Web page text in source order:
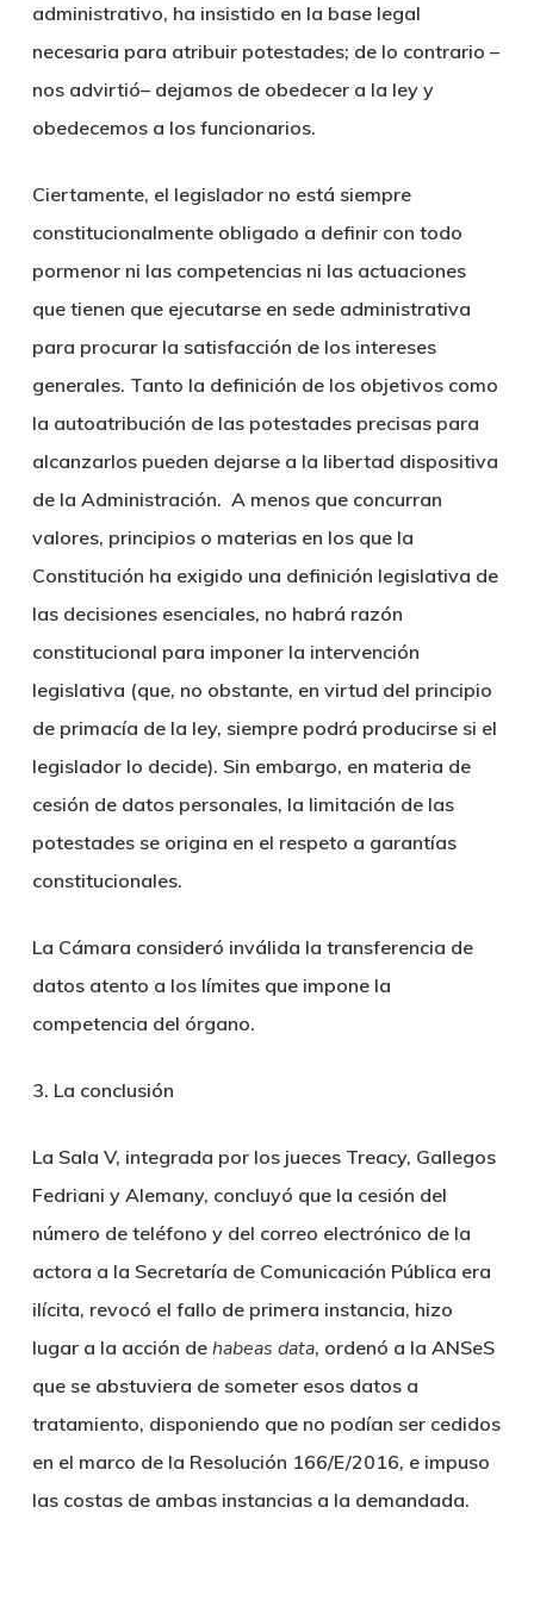
administrativo, ha insistido en la base legal
necesaria para atribuir potestades; de lo contrario –
nos advirtió– dejamos de obedecer a la ley y
obedecemos a los funcionarios.
Ciertamente, el legislador no está siempre
constitucionalmente obligado a definir con todo
pormenor ni las competencias ni las actuaciones
que tienen que ejecutarse en sede administrativa
para procurar la satisfacción de los intereses
generales. Tanto la definición de los objetivos como
la autoatribución de las potestades precisas para
alcanzarlos pueden dejarse a la libertad dispositiva
de la Administración. A menos que concurran
valores, principios o materias en los que la
Constitución ha exigido una definición legislativa de
las decisiones esenciales, no habrá razón
constitucional para imponer la intervención
legislativa (que, no obstante, en virtud del principio
de primacía de la ley, siempre podrá producirse si el
legislador lo decide). Sin embargo, en materia de
cesión de datos personales, la limitación de las
potestades se origina en el respeto a garantías
constitucionales.
La Cámara consideró inválida la transferencia de
datos atento a los límites que impone la
competencia del órgano.
3. La conclusión
La Sala V, integrada por los jueces Treacy, Gallegos
Fedriani y Alemany, concluyó que la cesión del
número de teléfono y del correo electrónico de la
actora a la Secretaría de Comunicación Pública era
ilícita, revocó el fallo de primera instancia, hizo
lugar a la acción de habeas data, ordenó a la ANSeS
que se abstuviera de someter esos datos a
tratamiento, disponiendo que no podían ser cedidos
en el marco de la Resolución 166/E/2016, e impuso
las costas de ambas instancias a la demandada.